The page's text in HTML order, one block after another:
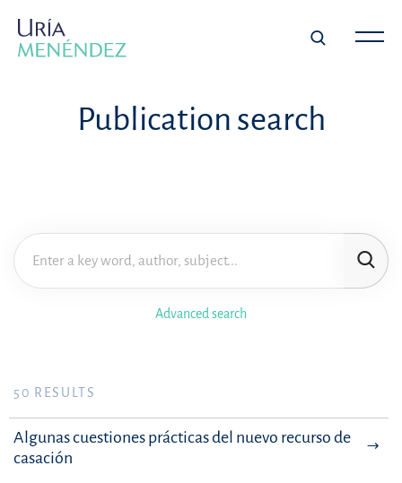
Publication search
Advanced search
50 RESULTS
Algunas cuestiones prácticas del nuevo recurso de
casación